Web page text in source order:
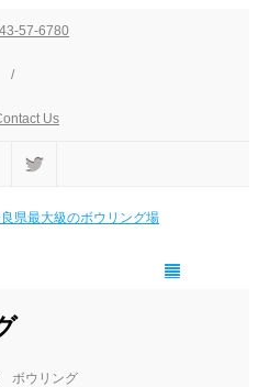
57-6780
/
Us
ボウリング